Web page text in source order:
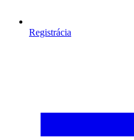
Registrácia